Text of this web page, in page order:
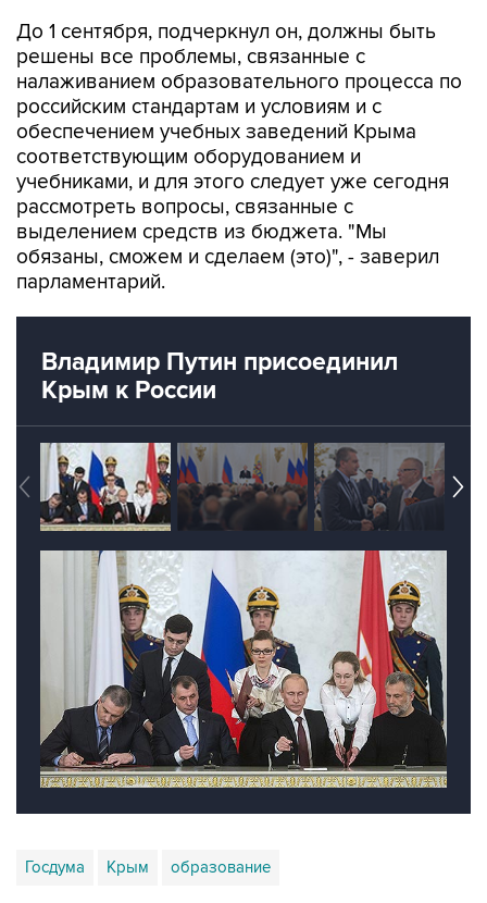
До 1 сентября, подчеркнул он, должны быть
решены все проблемы, связанные с
налаживанием образовательного процесса по
российским стандартам и условиям и с
обеспечением учебных заведений Крыма
соответствующим оборудованием и
учебниками, и для этого следует уже сегодня
рассмотреть вопросы, связанные с
выделением средств из бюджета. "Мы
обязаны, сможем и сделаем (это)", - заверил
парламентарий.
Владимир Путин присоединил
Крым к России
Госдума Крым образование